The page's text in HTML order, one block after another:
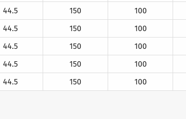
44.5 150 100
44.5 150 100
44.5 150 100
44.5 150 100
44.5 150 100